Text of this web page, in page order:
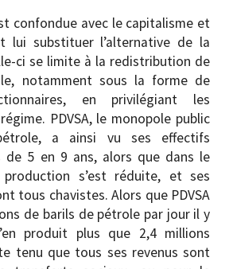
confondue avec le capitalisme et
lui substituer l’alternative de la
ci se limite à la redistribution de
notamment sous la forme de
en privilégiant les
PDVSA, le monopole public
a ainsi vu ses effectifs
de 5 en 9 ans, alors que dans le
s’est réduite, et ses
tous chavistes. Alors que PDVSA
de barils de pétrole par jour il y
produit plus que 2,4 millions
tenu que tous ses revenus sont